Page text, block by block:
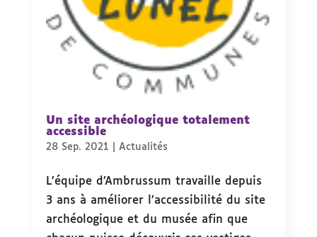
Un site archéologique totalement
accessible
28 Sep. 2021 Actualités
L’équipe d’Ambrussum travaille depuis
3 ans à améliorer l’accessibilité du site
archéologique et du musée afin que